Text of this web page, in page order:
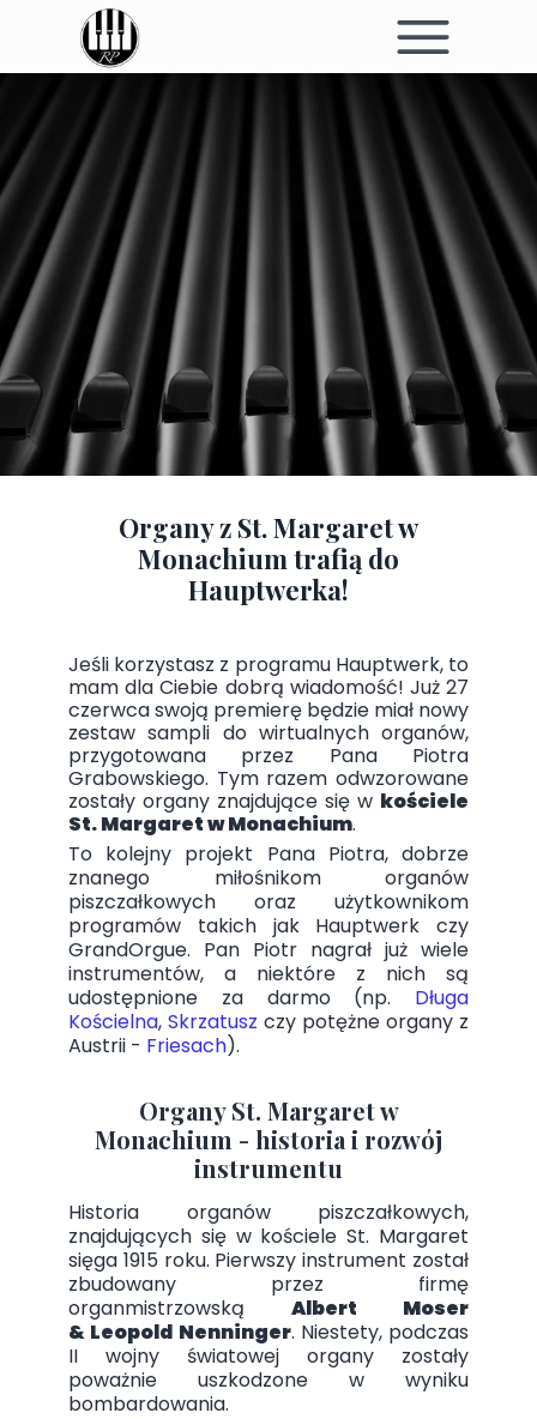
Organy z St. Margaret w
Monachium trafią do
Hauptwerka!
Jeśli korzystasz z programu Hauptwerk, to
mam dla Ciebie dobrą wiadomość! Już 27
czerwca swoją premierę będzie miał nowy
zestaw sampli do wirtualnych organów,
przygotowana przez Pana Piotra
Grabowskiego. Tym razem odwzorowane
zostały organy znajdujące się w kościele
St. Margaret w Monachium.
To kolejny projekt Pana Piotra, dobrze
znanego miłośnikom organów
piszczałkowych oraz użytkownikom
programów takich jak Hauptwerk czy
GrandOrgue. Pan Piotr nagrał już wiele
instrumentów, a niektóre z nich są
udostępnione za darmo (np. Długa
Kościelna, Skrzatusz czy potężne organy z
Austrii - Friesach).
Organy St. Margaret w
Monachium - historia i rozwój
instrumentu
Historia organów piszczałkowych,
znajdujących się w kościele St. Margaret
sięga 1915 roku. Pierwszy instrument został
zbudowany przez firmę
organmistrzowską Albert Moser
& Leopold Nenninger. Niestety, podczas
II wojny światowej organy zostały
poważnie uszkodzone w wyniku
bombardowania.